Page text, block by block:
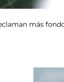
más